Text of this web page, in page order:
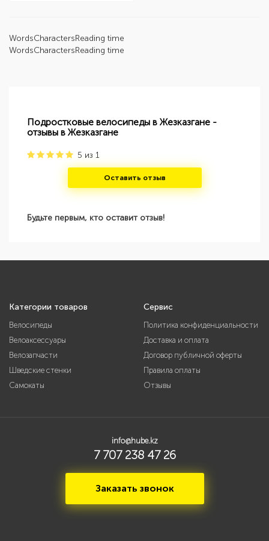
WordsCharactersReading time
WordsCharactersReading time
Подростковые велосипеды в Жезказгане -
отзывы в Жезказгане
5 из 1
Оставить отзыв
Будьте первым, кто оставит отзыв!
Категории товаров
Велосипеды
Велоаксессуары
Велозапчасти
Шведские стенки
Самокаты
Сервис
Политика конфиденциальности
Доставка и оплата
Договор публичной оферты
Правила оплаты
Отзывы
info@hube.kz
7 707 238 47 26
Заказать звонок